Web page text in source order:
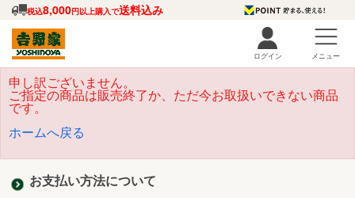
税込8,000円以上購入で送料込み
ログイン メニュー
申し訳ございません。
ご指定の商品は販売終了か、ただ今お取扱いできない商品
です。
ホームへ戻る
お支払い方法について